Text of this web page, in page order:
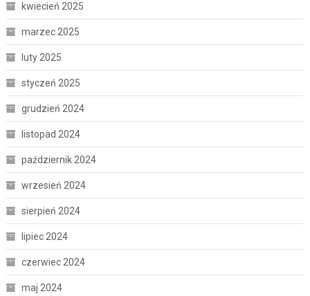
kwiecień 2025
marzec 2025
luty 2025
styczeń 2025
grudzień 2024
listopad 2024
październik 2024
wrzesień 2024
sierpień 2024
lipiec 2024
czerwiec 2024
maj 2024